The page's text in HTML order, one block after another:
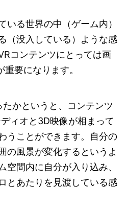
いる世界の中（ゲーム内）
（没入している）ような感
コンテンツにとっては画
要になります。
たかというと、コンテンツ
ィオと3D映像が相まって
うことができます。自分の
の風景が変化するというよ
空間内に自分が入り込み、
とあたりを見渡している感